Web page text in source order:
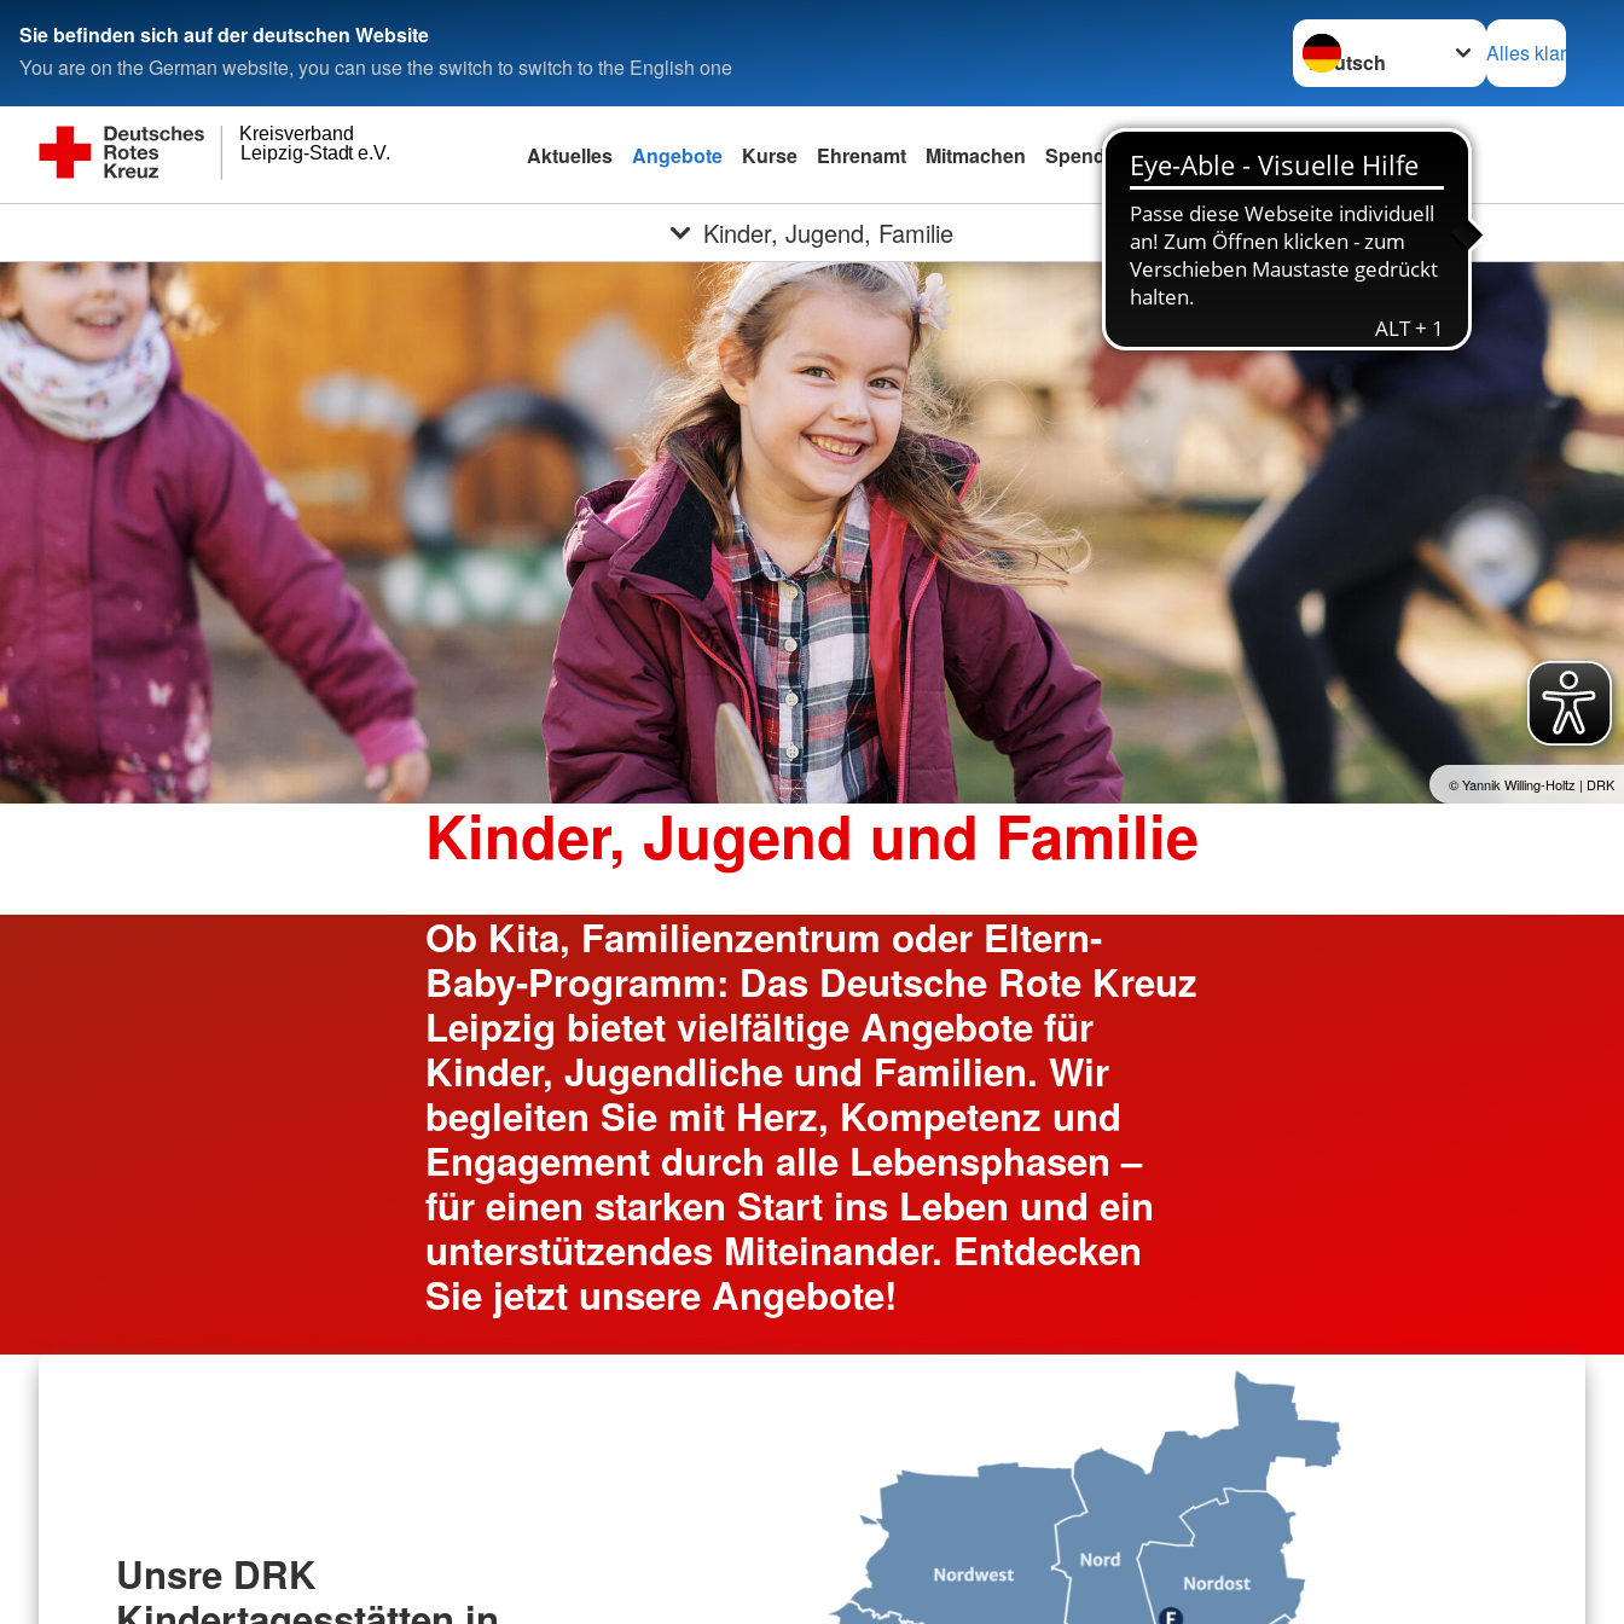
Sie befinden sich auf der deutschen Website
You are on the German website, you can use the switch to switch to the English one
Sprache wechseln zu
Alles klar
Leipzig-Stadt e.V.
Kreisverband
Aktuelles Angebote Kurse Ehrenamt Mitmachen Spenden Über uns
Kinder, Jugend, Familie
© Yannik Willing-Holtz | DRK
Kinder, Jugend und Familie
Ob Kita, Familienzentrum oder Eltern-
Baby-Programm: Das Deutsche Rote Kreuz
Leipzig bietet vielfältige Angebote für
Kinder, Jugendliche und Familien. Wir
begleiten Sie mit Herz, Kompetenz und
Engagement durch alle Lebensphasen –
für einen starken Start ins Leben und ein
unterstützendes Miteinander. Entdecken
Sie jetzt unsere Angebote!
Unsre DRK